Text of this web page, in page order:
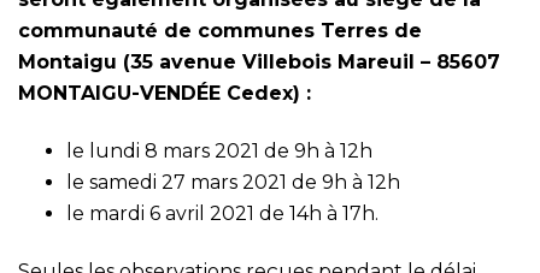
communauté de communes Terres de
Montaigu (35 avenue Villebois Mareuil – 85607
MONTAIGU-VENDÉE Cedex) :
le lundi 8 mars 2021 de 9h à 12h
le samedi 27 mars 2021 de 9h à 12h
le mardi 6 avril 2021 de 14h à 17h.